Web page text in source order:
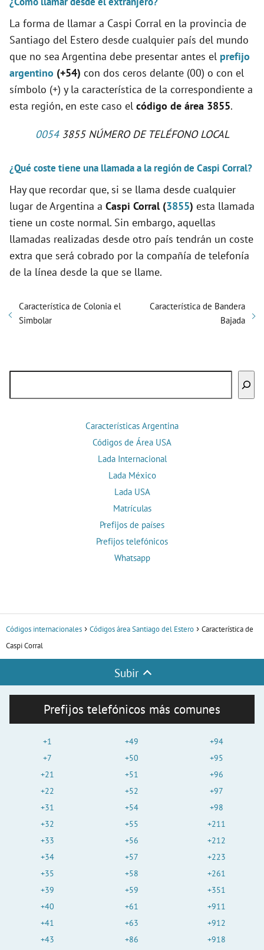
La forma de llamar a Caspi Corral en la provincia de
Santiago del Estero desde cualquier país del mundo
que no sea Argentina debe presentar antes el prefijo
argentino (+54) con dos ceros delante (00) o con el
símbolo (+) y la característica de la correspondiente a
esta región, en este caso el código de área 3855.
00543855 NÚMERO DE TELÉFONO LOCAL
¿Qué coste tiene una llamada a la región de Caspi Corral?
Hay que recordar que, si se llama desde cualquier
lugar de Argentina a Caspi Corral (3855) esta llamada
tiene un coste normal. Sin embargo, aquellas
llamadas realizadas desde otro país tendrán un coste
extra que será cobrado por la compañía de telefonía
de la línea desde la que se llame.
Característica de Colonia el
Simbolar
Característica de Bandera
Bajada
Características Argentina
Códigos de Área USA
Lada Internacional
Lada México
Lada USA
Matrículas
Prefijos de países
Prefijos telefónicos
Whatsapp
Códigos internacionales Códigos área Santiago del Estero
Característica de
Caspi Corral
Subir
Prefijos telefónicos más comunes
+1
+7
+21
+22
+31
+32
+33
+34
+35
+39
+40
+41
+43
+49
+50
+51
+52
+54
+55
+56
+57
+58
+59
+61
+63
+86
+94
+95
+96
+97
+98
+211
+212
+223
+261
+351
+911
+912
+918